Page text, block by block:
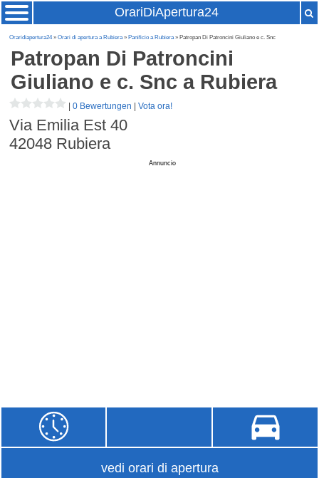
OrariDiApertura24
Oraridiapertura24»Orari di apertura a Rubiera» Panificio a Rubiera» Patropan Di Patroncini Giuliano e c. Snc
Patropan Di Patroncini
Giuliano e c. Snc a Rubiera
|0 Bewertungen |Vota ora!
Via Emilia Est 40
42048 Rubiera
Annuncio
vedi orari di apertura